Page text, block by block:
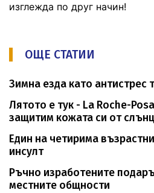
изглежда по друг начин!
ОЩЕ СТАТИИ
Зимна езда като антистрес
Лятото е тук - La Roche-
защитим кожата си от
Един на четирима
инсулт
Ръчно изработените
местните общности